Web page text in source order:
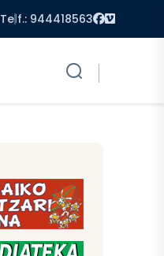
Telf.: 944418563 Facebook
Vimeo